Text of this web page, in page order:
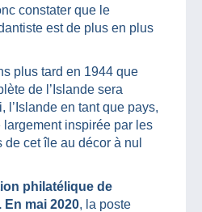
constater que le
est de plus en plus
plus tard en 1944 que
de l’Islande sera
l’Islande en tant que pays,
inspirée par les
cet île au décor à nul
philatélique de
En mai 2020, la poste